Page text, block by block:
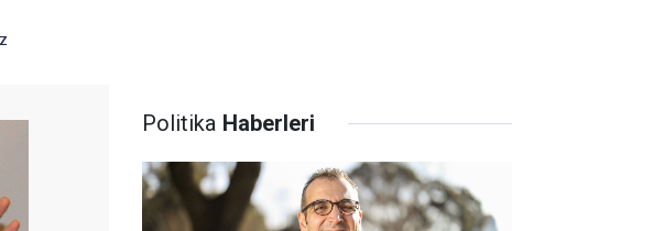
Politika Haberleri